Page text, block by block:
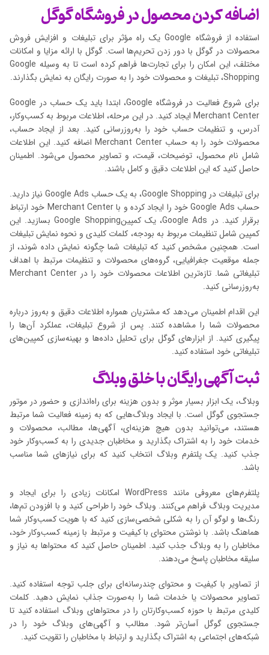
اضافه کردن محصول در فروشگاه گوگل
استفاده از فروشگاه Google یک راه مؤثر برای تبلیغات و افزایش فروش
محصولات در گوگل با دور زدن تحریم‌ها است. گوگل با ارائه مزایا و امکانات
مختلف، این امکان را برای تجارت‌ها فراهم کرده است تا به وسیله Google
Shopping، تبلیغات و محصولات خود را به صورت رایگان به نمایش بگذارند.
برای شروع فعالیت در فروشگاه Google، ابتدا باید یک حساب در Google
Merchant Center ایجاد کنید. در این مرحله، اطلاعات مربوط به کسب‌وکار،
آدرس، و تنظیمات حساب خود را به‌روزرسانی کنید. بعد از ایجاد حساب،
محصولات خود را به حساب Merchant Center اضافه کنید. این اطلاعات
شامل نام محصول، توضیحات، قیمت، و تصاویر محصول می‌شود. اطمینان
حاصل کنید که این اطلاعات دقیق و کامل باشند.
برای تبلیغات در Google Shopping، به یک حساب Google Ads نیاز دارید.
حساب Google Ads خود را ایجاد کرده و با Merchant Center خود ارتباط
برقرار کنید. در Google Ads، یک کمپینGoogle Shopping بسازید. این
کمپین شامل تنظیمات مربوط به بودجه، کلمات کلیدی و نحوه نمایش تبلیغات
است. همچنین مشخص کنید که تبلیغات شما چگونه نمایش داده شوند، از
جمله موقعیت جغرافیایی، گروه‌های محصولات و تنظیمات مرتبط با اهداف
تبلیغاتی شما. تازه‌ترین اطلاعات محصولات خود را در Merchant Center
به‌روزرسانی کنید.
این اقدام اطمینان می‌دهد که مشتریان همواره اطلاعات دقیق و به‌روز درباره
محصولات شما را مشاهده کنند. پس از شروع تبلیغات، عملکرد آن‌ها را
پیگیری کنید. از ابزارهای گوگل برای تحلیل داده‌ها و بهینه‌سازی کمپین‌های
تبلیغاتی خود استفاده کنید.
ثبت آگهی رایگان با خلق وبلاگ
وبلاگ، یک ابزار بسیار موثر و بدون هزینه برای راه‌اندازی و حضور در موتور
جستجوی گوگل است. با ایجاد وبلاگ‌هایی که به زمینه فعالیت شما مرتبط
هستند، می‌توانید بدون هیچ هزینه‌ای، آگهی‌ها، مطالب، محصولات و
خدمات خود را به اشتراک بگذارید و مخاطبان جدیدی را به کسب‌وکار خود
جذب کنید. یک پلتفرم وبلاگ انتخاب کنید که برای نیازهای شما مناسب
باشد.
پلتفرم‌های معروفی مانند WordPress امکانات زیادی را برای ایجاد و
مدیریت وبلاگ فراهم می‌کنند. وبلاگ خود را طراحی کنید و با افزودن تم‌ها،
رنگ‌ها و لوگو آن را به شکلی شخصی‌سازی کنید که با هویت کسب‌وکار شما
هماهنگ باشد. با نوشتن محتوای با کیفیت و مرتبط با زمینه کسب‌وکار خود،
مخاطبان را به وبلاگ جذب کنید. اطمینان حاصل کنید که محتواها به نیاز و
سلیقه مخاطبان پاسخ می‌دهند.
از تصاویر با کیفیت و محتوای چندرسانه‌ای برای جلب توجه استفاده کنید.
تصاویر محصولات یا خدمات شما را به‌صورت جذاب نمایش دهید. کلمات
کلیدی مرتبط با حوزه کسب‌وکارتان را در محتواهای وبلاگ استفاده کنید تا
جستجوی گوگل آسان‌تر شود. مطالب و آگهی‌های وبلاگ خود را در
شبکه‌های اجتماعی به اشتراک بگذارید و ارتباط با مخاطبان را تقویت کنید.